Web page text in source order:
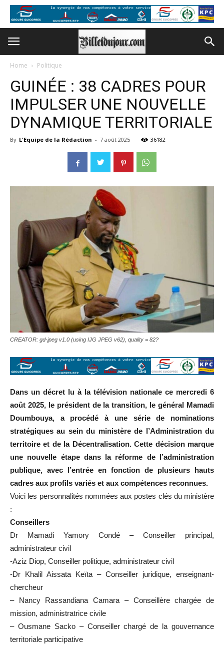
Home Politique
GUINÉE : 38 CADRES POUR
IMPULSER UNE NOUVELLE
DYNAMIQUE TERRITORIALE
By L'Equipe de la Rédaction - 7 août 2025 36182
CREATOR: gd-jpeg v1.0 (using IJG JPEG v62), quality = 82?
Dans un décret lu à la télévision nationale ce mercredi 6
août 2025, le président de la transition, le général Mamadi
Doumbouya, a procédé à une série de nominations
stratégiques au sein du ministère de l’Administration du
territoire et de la Décentralisation. Cette décision marque
une nouvelle étape dans la réforme de l’administration
publique, avec l’entrée en fonction de plusieurs hauts
cadres aux profils variés et aux compétences reconnues.
Voici les personnalités nommées aux postes clés du ministère
:
Conseillers
Dr Mamadi Yamory Condé – Conseiller principal,
administrateur civil
-Aziz Diop, Conseiller politique, administrateur civil
-Dr Khalil Aissata Keïta – Conseiller juridique, enseignant-
chercheur
– Nancy Rassandiana Camara – Conseillère chargée de
mission, administratrice civile
– Ousmane Sacko – Conseiller chargé de la gouvernance
territoriale participative